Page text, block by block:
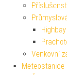
Highbay
Venkovní
Meteostanice